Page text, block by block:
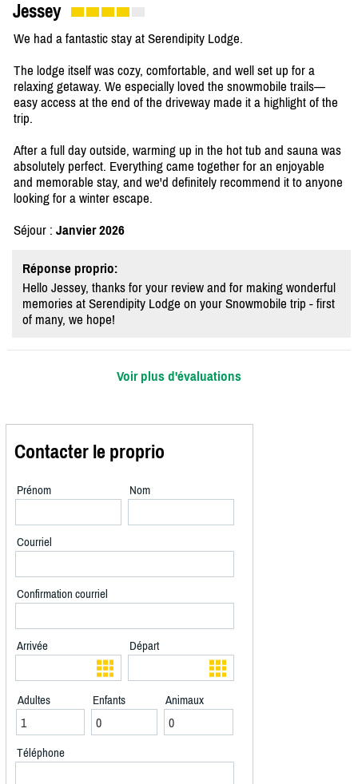
Jessey
We had a fantastic stay at Serendipity Lodge.
The lodge itself was cozy, comfortable, and well set up for a
relaxing getaway. We especially loved the snowmobile trails—
easy access at the end of the driveway made it a highlight of the
trip.
After a full day outside, warming up in the hot tub and sauna was
absolutely perfect. Everything came together for an enjoyable
and memorable stay, and we'd definitely recommend it to anyone
looking for a winter escape.
Séjour : Janvier 2026
Réponse proprio:
Hello Jessey, thanks for your review and for making wonderful
memories at Serendipity Lodge on your Snowmobile trip - first
of many, we hope!
Voir plus d'évaluations
Contacter le proprio
Prénom Nom
Courriel
Confirmation courriel
Arrivée Départ
Adultes Enfants Animaux
Téléphone